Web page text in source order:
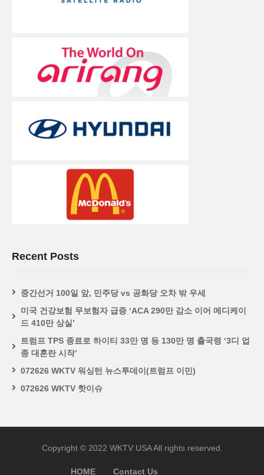
Recent Posts
중간선거 100일 앞, 민주당 vs 공화당 오차 밖 우세
미국 건강보험 무보험자 급증 ‘ACA 290만 감소 이어 메디케이
드 410만 상실’
트럼프 TPS 종료로 하이티 33만 명 등 130만 명 출국령 ‘3디 업
종 대혼란 시작’
072626 WKTV 워싱턴 뉴스투데이(트럼프 이민)
072626 WKTV 핫이슈
Copyright © 2022 WKTV USA All rights reserved.
HOME Contact Us